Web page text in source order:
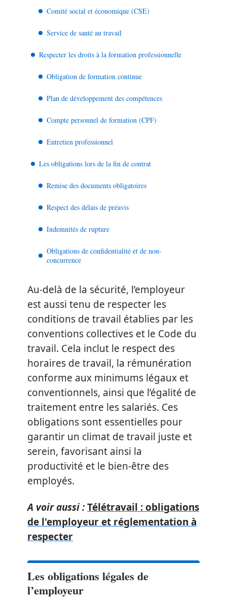
Comité social et économique (CSE)
Service de santé au travail
Respecter les droits à la formation professionnelle
Obligation de formation continue
Plan de développement des compétences
Compte personnel de formation (CPF)
Entretien professionnel
Les obligations lors de la fin de contrat
Remise des documents obligatoires
Respect des délais de préavis
Indemnités de rupture
Obligations de confidentialité et de non-
concurrence
Au-delà de la sécurité, l’employeur
est aussi tenu de respecter les
conditions de travail établies par les
conventions collectives et le Code du
travail. Cela inclut le respect des
horaires de travail, la rémunération
conforme aux minimums légaux et
conventionnels, ainsi que l’égalité de
traitement entre les salariés. Ces
obligations sont essentielles pour
garantir un climat de travail juste et
serein, favorisant ainsi la
productivité et le bien-être des
employés.
A voir aussi :Télétravail : obligations
de l'employeur et réglementation à
respecter
Les obligations légales de
l’employeur